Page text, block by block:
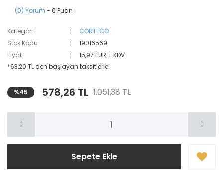
(0) Yorum - 0 Puan
Kategori
CORTECO
Stok Kodu
19016569
Fiyat
15,97 EUR + KDV
*63,20 TL den başlayan taksitlerle!
%45 578,26 TL 1.051,38 TL
Sepete Ekle